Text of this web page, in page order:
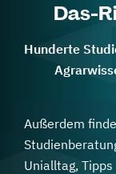
Das-
Hunderte
Außerdem
Unialltag,